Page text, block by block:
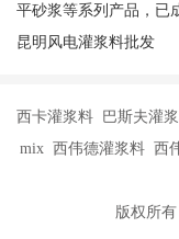
平砂浆等系列产品，已
昆明风电灌浆料批发
西卡灌浆料 巴斯夫灌
mix 西伟德灌浆料 西
版权所